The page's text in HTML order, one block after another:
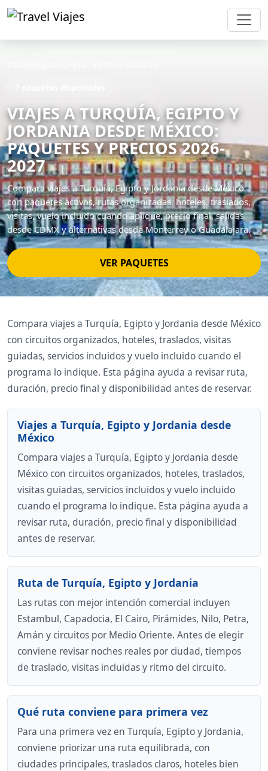
VIAJES A TURQUÍA, EGIPTO Y
JORDANIA DESDE MÉXICO:
PAQUETES Y PRECIOS 2026-
2027
Compara viajes a Turquía, Egipto y Jordania desde México
con paquetes activos, rutas organizadas, hoteles, traslados,
visitas, vuelo incluido cuando aplique, precio final, salidas
desde CDMX y alternativas desde Monterrey o Guadalajara.
VER PAQUETES
Compara viajes a Turquía, Egipto y Jordania desde México
con circuitos organizados, hoteles, traslados, visitas
guiadas, servicios incluidos y vuelo incluido cuando el
programa lo indique. Esta página ayuda a revisar ruta,
duración, precio final y disponibilidad antes de reservar.
Viajes a Turquía, Egipto y Jordania desde
México
Compara viajes a Turquía, Egipto y Jordania desde
México con circuitos organizados, hoteles, traslados,
visitas guiadas, servicios incluidos y vuelo incluido
cuando el programa lo indique. Esta página ayuda a
revisar ruta, duración, precio final y disponibilidad
antes de reservar.
Ruta de Turquía, Egipto y Jordania
Las rutas con mejor intención comercial incluyen
Estambul, Capadocia, El Cairo, Pirámides, Nilo, Petra,
Amán y circuitos por Medio Oriente. Antes de elegir
conviene revisar noches reales por ciudad, tiempos
de traslado, visitas incluidas y ritmo del circuito.
Qué ruta conviene para primera vez
Para una primera vez en Turquía, Egipto y Jordania,
conviene priorizar una ruta equilibrada, con
ciudades principales, traslados claros, hoteles bien